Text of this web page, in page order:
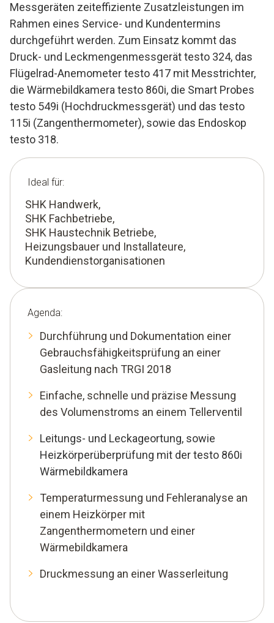
Messgeräten zeiteffiziente Zusatzleistungen im
Rahmen eines Service- und Kundentermins
durchgeführt werden. Zum Einsatz kommt das
Druck- und Leckmengenmessgerät testo 324, das
Flügelrad-Anemometer testo 417 mit Messtrichter,
die Wärmebildkamera testo 860i, die Smart Probes
testo 549i (Hochdruckmessgerät) und das testo
115i (Zangenthermometer), sowie das Endoskop
testo 318.
Ideal für:
SHK Handwerk,
SHK Fachbetriebe,
SHK Haustechnik Betriebe,
Heizungsbauer und Installateure,
Kundendienstorganisationen
Agenda:
Durchführung und Dokumentation einer
Gebrauchsfähigkeitsprüfung an einer
Gasleitung nach TRGI 2018
Einfache, schnelle und präzise Messung
des Volumenstroms an einem Tellerventil
Leitungs- und Leckageortung, sowie
Heizkörperüberprüfung mit der testo 860i
Wärmebildkamera
Temperaturmessung und Fehleranalyse an
einem Heizkörper mit
Zangenthermometern und einer
Wärmebildkamera
Druckmessung an einer Wasserleitung